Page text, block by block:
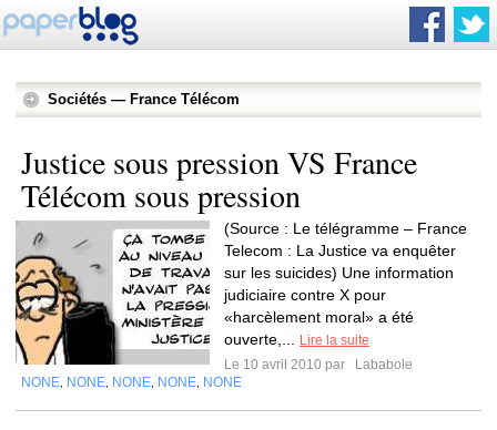
Sociétés — France Télécom
Justice sous pression VS France
Télécom sous pression
(Source : Le télégramme – France
Telecom : La Justice va enquêter
sur les suicides) Une information
judiciaire contre X pour
«harcèlement moral» a été
ouverte,...
Lire la suite
Le 10 avril 2010 par
Lababole
NONE NONE NONE NONE NONE